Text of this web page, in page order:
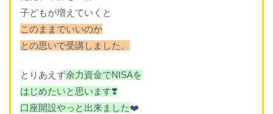
子どもが増えていくと
このままでいいのか
との思いで受講しました。
とりあえず余力資金でNISAを
はじめたいと思います❣️
口座開設やっと出来ました❤️